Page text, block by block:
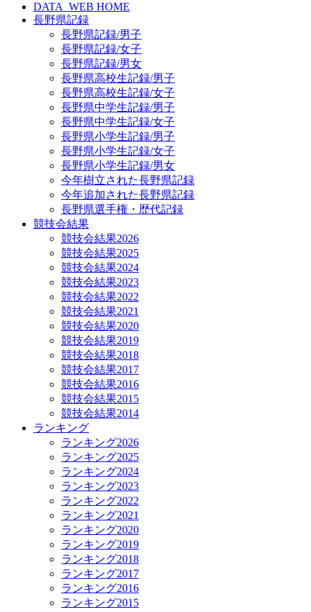
DATA_WEB HOME
長野県記録
長野県記録/男子
長野県記録/女子
長野県記録/男女
長野県高校生記録/男子
長野県高校生記録/女子
長野県中学生記録/男子
長野県中学生記録/女子
長野県小学生記録/男子
長野県小学生記録/女子
長野県小学生記録/男女
今年樹立された長野県記録
今年追加された長野県記録
長野県選手権・歴代記録
競技会結果
競技会結果2026
競技会結果2025
競技会結果2024
競技会結果2023
競技会結果2022
競技会結果2021
競技会結果2020
競技会結果2019
競技会結果2018
競技会結果2017
競技会結果2016
競技会結果2015
競技会結果2014
ランキング
ランキング2026
ランキング2025
ランキング2024
ランキング2023
ランキング2022
ランキング2021
ランキング2020
ランキング2019
ランキング2018
ランキング2017
ランキング2016
ランキング2015